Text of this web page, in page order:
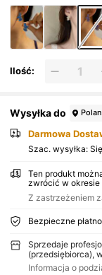
Ilość:
Wysyłka do
Darmowa
Szac. wysyłka:
Ten produkt
zwrócić w okresie
Z zastrzeżeniem
Bezpieczne
Sprzedaje
(przedsiębiorca),
Informacja o